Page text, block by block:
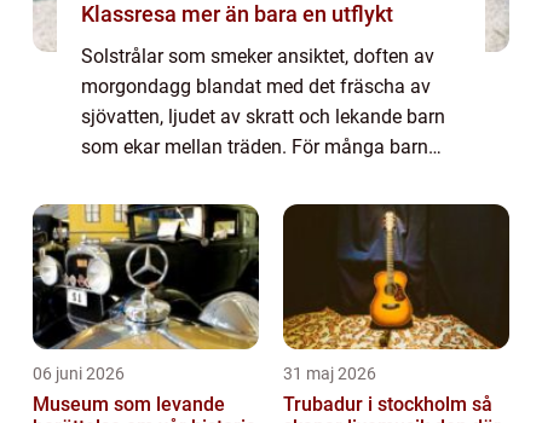
Klassresa mer än bara en utflykt
Solstrålar som smeker ansiktet, doften av
morgondagg blandat med det fräscha av
sjövatten, ljudet av skratt och lekande barn
som ekar mellan träden. För många barn
höjdpu...
06 juni 2026
Museum som levande
31 maj 2026
Trubadur i stockholm så